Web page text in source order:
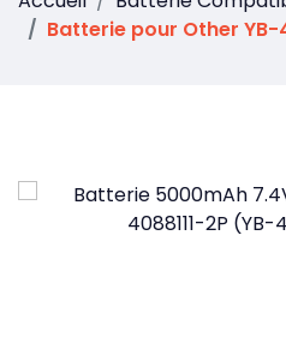
Batterie pour Other YB-